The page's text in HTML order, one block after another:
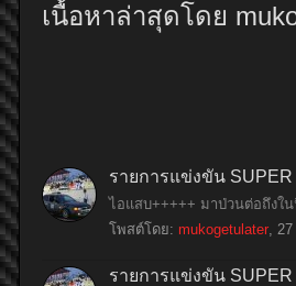
เนื้อหาล่าสุดโดย
รายการแข่งขัน
ไอแสบ+++++ มาป่วนต่อถึงใน
โพสต์โดย: mukogetulater,
รายการแข่งขัน